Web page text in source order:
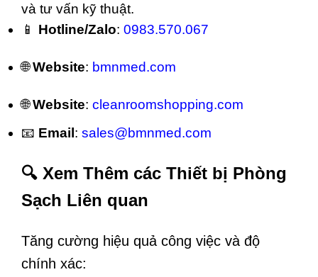
và tư vấn kỹ thuật.
📱 Hotline/Zalo: 0983.570.067
🌐Website: bmnmed.com
🌐Website: cleanroomshopping.com
📧 Email : sales@bmnmed.com
🔍 Xem Thêm các Thiết bị Phòng
Sạch Liên quan
Tăng cường hiệu quả công việc và độ
chính xác: